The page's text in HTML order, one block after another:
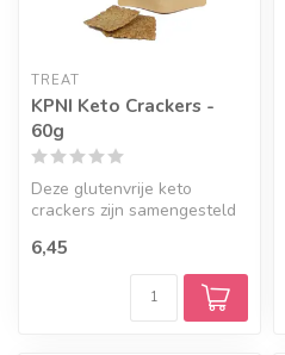
TREAT
KPNI Keto Crackers -
60g
Deze glutenvrije keto
crackers zijn samengesteld
...
6,45